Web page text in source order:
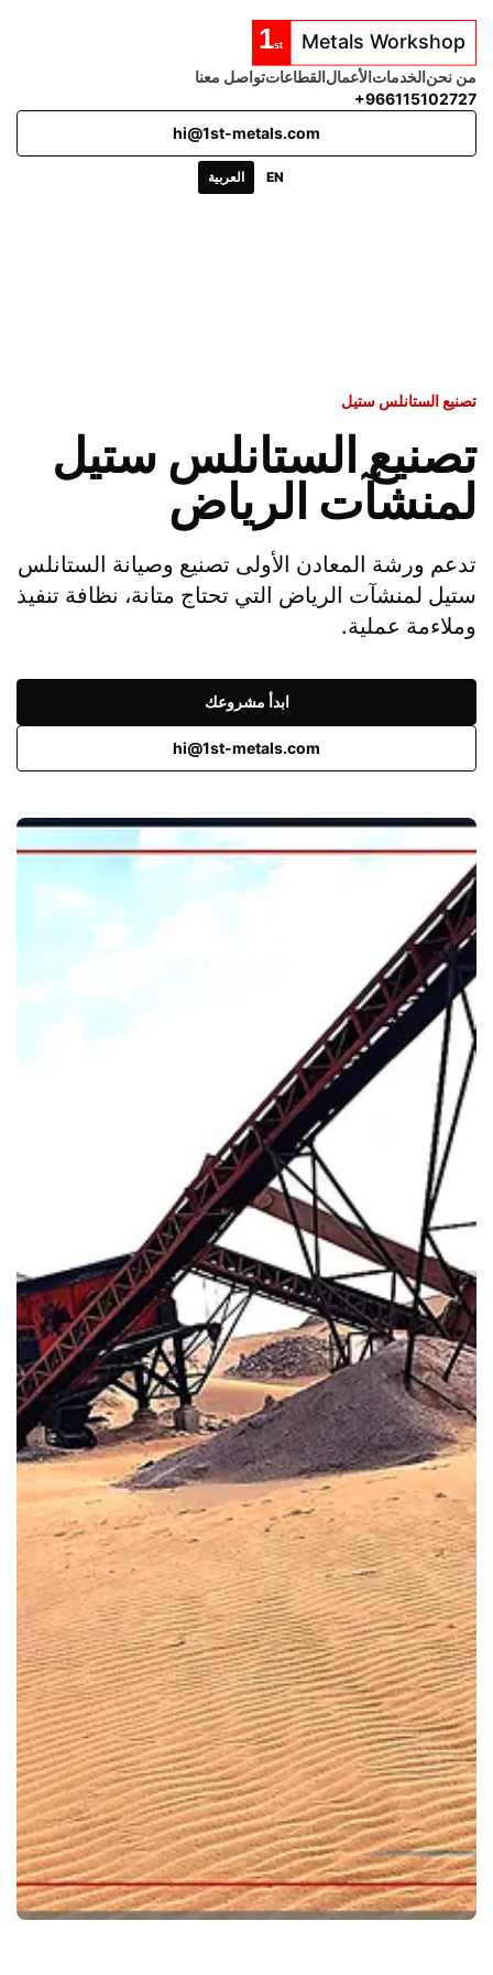
من نحنالخدماتالأعمالالقطاعاتتواصل معنا
+966115102727
hi@1st-metals.com
EN العربية
تصنيع الستانلس ستيل
تصنيع الستانلس ستيل
لمنشآت الرياض
تدعم ورشة المعادن الأولى تصنيع وصيانة الستانلس
ستيل لمنشآت الرياض التي تحتاج متانة، نظافة تنفيذ
وملاءمة عملية.
ابدأ مشروعك
hi@1st-metals.com